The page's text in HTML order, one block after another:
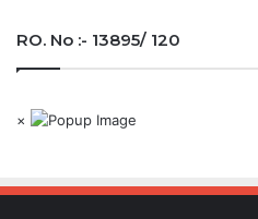
RO. No :- 13895/ 120
×